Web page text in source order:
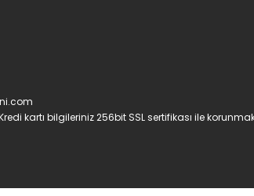
kartı bilgileriniz 256bit SSL sertifikası ile